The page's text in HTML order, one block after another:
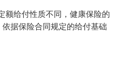
给付性质不同，健康保险的
据保险合同规定的给付基础